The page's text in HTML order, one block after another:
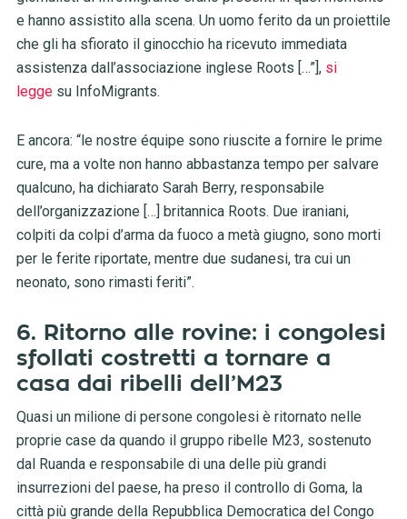
e hanno assistito alla scena. Un uomo ferito da un proiettile
che gli ha sfiorato il ginocchio ha ricevuto immediata
assistenza dall’associazione inglese Roots […”], si
leggesu InfoMigrants.
E ancora: “le nostre équipe sono riuscite a fornire le prime
cure, ma a volte non hanno abbastanza tempo per salvare
qualcuno, ha dichiarato Sarah Berry, responsabile
dell’organizzazione […] britannica Roots. Due iraniani,
colpiti da colpi d’arma da fuoco a metà giugno, sono morti
per le ferite riportate, mentre due sudanesi, tra cui un
neonato, sono rimasti feriti”.
6. Ritorno alle rovine: i congolesi
sfollati costretti a tornare a
casa dai ribelli dell’M23
Quasi un milione di persone congolesi è ritornato nelle
proprie case da quando il gruppo ribelle M23, sostenuto
dal Ruanda e responsabile di una delle più grandi
insurrezioni del paese, ha preso il controllo di Goma, la
città più grande della Repubblica Democratica del Congo